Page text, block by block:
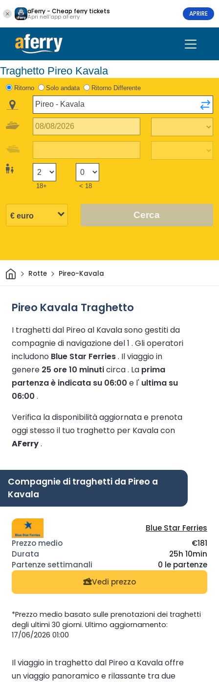
aFerry - Cheap ferry tickets
Apri nell'app aFerry APRIRE
Traghetto Pireo Kavala
Ritorno Solo andata Ritorno Differente
18+ < 18
Cerca
CasaRotte Pireo-Kavala
Pireo Kavala Traghetto
I traghetti dal Pireo al Kavala sono gestiti da
compagnie di navigazione del 1 . Gli operatori
includono Blue Star Ferries. Il viaggio in
genere 25 ore 10 minuticirca . La prima
partenza è indicata su 06:00 e l' ultima su
06:00 .
Verifica la disponibilità aggiornata e prenota
oggi stesso il tuo traghetto per Kavala con
AFerry.
Compagnie di traghetti da Pireo a
Kavala
Blue Star Ferries
€181
25h 10min
0 le partenze
Vedi prezzo
*Prezzo medio basato sulle prenotazioni dei traghetti
degli ultimi 30 giorni. Ultimo aggiornamento:
17/06/2026 01:00
Il viaggio in traghetto dal Pireo a Kavala offre
un viaggio panoramico e rilassante tra due